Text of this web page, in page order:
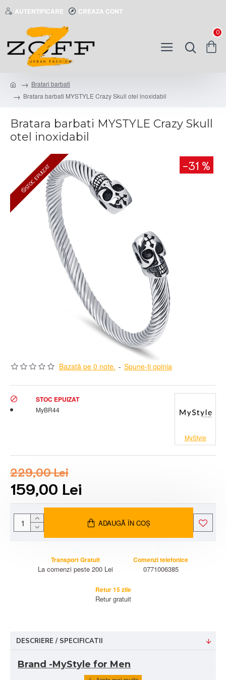
AUTENTIFICARE CREAZA CONT
0
Bratari barbati
Bratara barbati MYSTYLE Crazy Skull otel inoxidabil
Bratara barbati MYSTYLE Crazy Skull
otel inoxidabil
-31 %
STOC EPUIZAT
Bazată pe 0 note. - Spune-ţi opinia
159,00 Lei
229,00 Lei
STOC EPUIZAT
MyBR44
MyStyle
ADAUGĂ ÎN COŞ
Transport Gratuit
La comenzi peste 200 Lei
Comenzi telefonice
0771006385
Retur 15 zile
Retur gratuit
DESCRIERE / SPECIFICATII
Brand -MyStyle for Men